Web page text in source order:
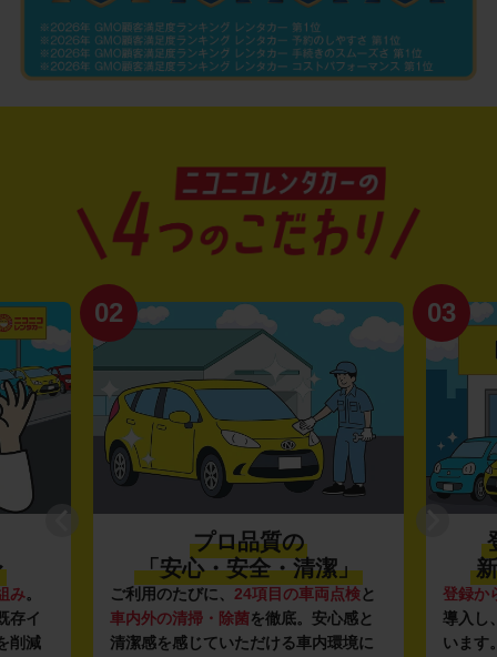
み。
存イ
削減
02
プロ品質の
「安心・安全・清潔」
ご利用のたびに、 24項目の車両点検と
車内外の清掃・除菌を徹底。安心感と
清潔感を感じていただける車内環境に
03
登録か
導入し
います